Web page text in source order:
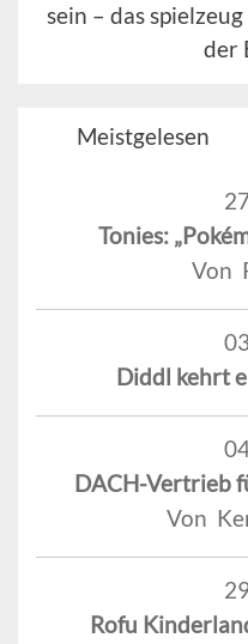
sein – das
der
Meistgelesen
Tonies:
Von
Diddl kehrt
DACH-Vertrieb
Von
Rofu